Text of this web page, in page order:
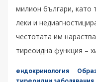
милион българи, като
леки и
честотата им
тиреоидна функция –
ендокринология